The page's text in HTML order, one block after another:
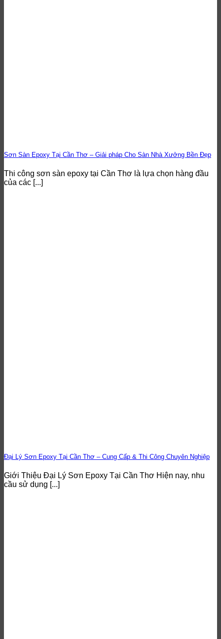
Sơn Sàn Epoxy Tại Cần Thơ – Giải pháp Cho Sàn Nhà Xưởng Bền Đẹp
Thi công sơn sàn epoxy tại Cần Thơ là lựa chọn hàng đầu
của các [...]
Đại Lý Sơn Epoxy Tại Cần Thơ – Cung Cấp & Thi Công Chuyên Nghiệp
Giới Thiệu Đại Lý Sơn Epoxy Tại Cần Thơ Hiện nay, nhu
cầu sử dụng [...]